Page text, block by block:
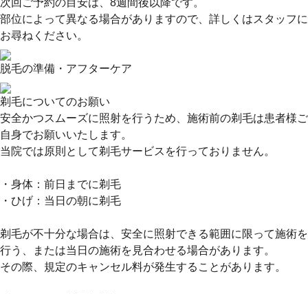
次回ご予約の目安は、8週間後以降です。
部位によって異なる場合がありますので、詳しくはスタッフに
お尋ねください。
脱毛の準備・アフターケア
剃毛についてのお願い
安全かつスムーズに照射を行うため、施術前の剃毛は患者様ご
自身でお願いいたします。
当院では原則として剃毛サービスを行っておりません。
・身体：前日までに剃毛
・ひげ：当日の朝に剃毛
剃毛が不十分な場合は、安全に照射できる範囲に限って施術を
行う、または当日の施術を見合わせる場合があります。
その際、規定のキャンセル料が発生することがあります。